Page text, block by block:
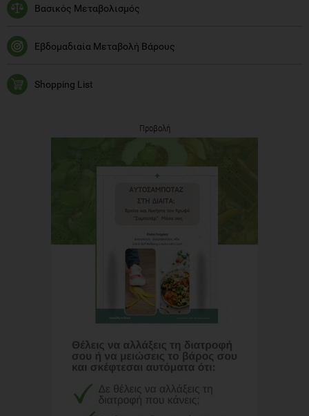
Βασικός Μεταβολισμός
Εβδομαδιαία Μεταβολή Βάρους
Shopping List
Προβολή